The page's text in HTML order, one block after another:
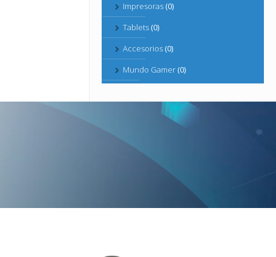
Impresoras(0)
Tablets(0)
Accesorios(0)
Mundo Gamer(0)